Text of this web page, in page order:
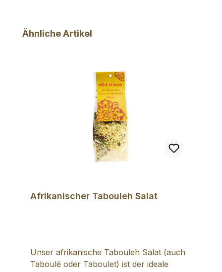
Produktgalerie überspringen
Ähnliche Artikel
Afrikanischer Tabouleh Salat
Unser afrikanische Tabouleh Salat (auch
Taboulé oder Taboulet) ist der ideale